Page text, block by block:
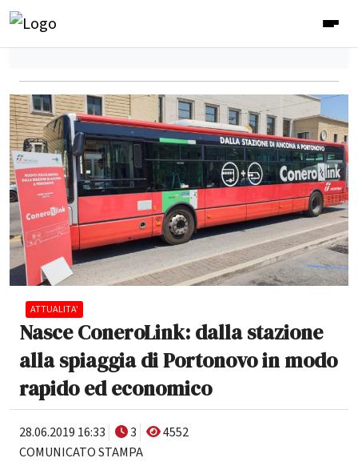
ATTUALITA'
Nasce ConeroLink: dalla stazione
alla spiaggia di Portonovo in modo
rapido ed economico
28.06.2019 16:33 3
4552
COMUNICATO STAMPA